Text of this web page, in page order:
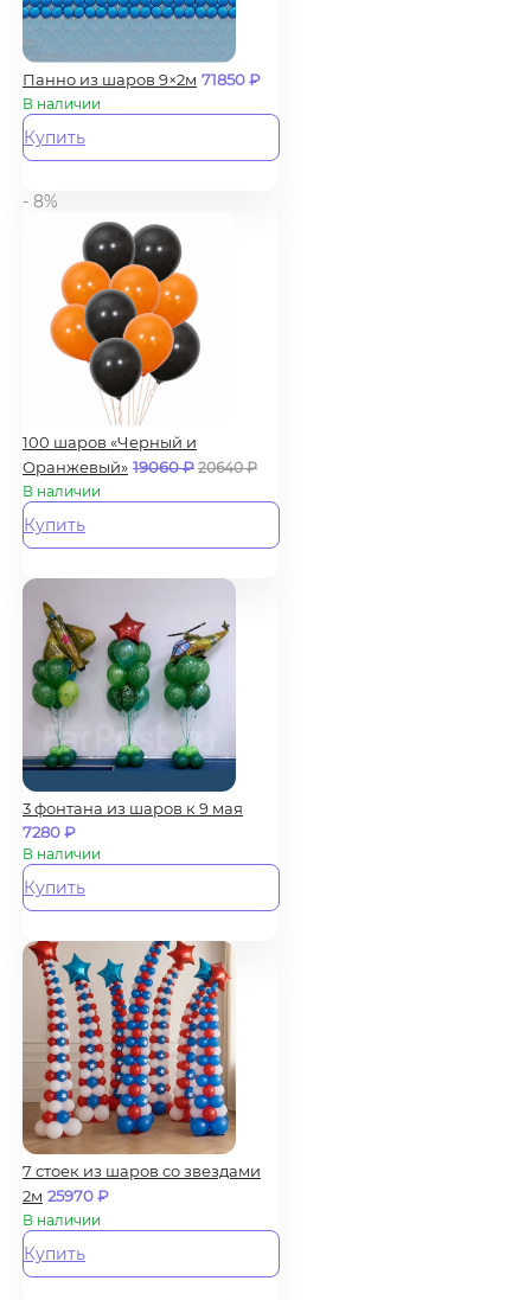
Панно из шаров 9×2м 71850₽
В наличии
Купить
- 8%
100 шаров «Черный и
Оранжевый» 19060₽ 20640₽
В наличии
Купить
3 фонтана из шаров к 9 мая
7280₽
В наличии
Купить
7 стоек из шаров со звездами
2м 25970₽
В наличии
Купить